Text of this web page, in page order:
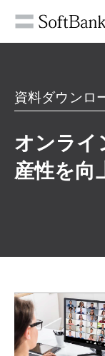
資料ダウンロ
オンライ
産性を向